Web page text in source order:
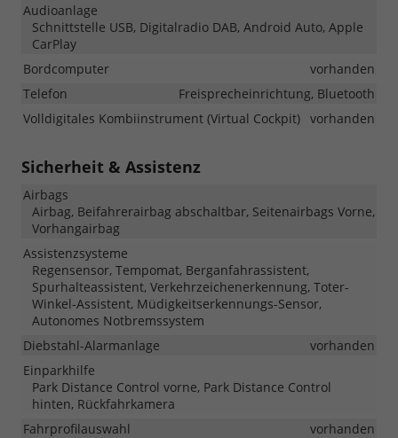
Audioanlage
Schnittstelle USB, Digitalradio DAB, Android Auto, Apple
CarPlay
Bordcomputer
vorhanden
Telefon
Freisprecheinrichtung, Bluetooth
Volldigitales Kombiinstrument (Virtual Cockpit) vorhanden
Sicherheit & Assistenz
Airbags
Airbag, Beifahrerairbag abschaltbar, Seitenairbags Vorne,
Vorhangairbag
Assistenzsysteme
Regensensor, Tempomat, Berganfahrassistent,
Spurhalteassistent, Verkehrzeichenerkennung, Toter-
Winkel-Assistent, Müdigkeitserkennungs-Sensor,
Autonomes Notbremssystem
Diebstahl-Alarmanlage
vorhanden
Einparkhilfe
Park Distance Control vorne, Park Distance Control
hinten, Rückfahrkamera
Fahrprofilauswahl
vorhanden